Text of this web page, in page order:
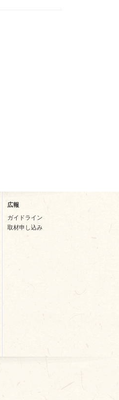
広報
ガイドライン
取材申し込み